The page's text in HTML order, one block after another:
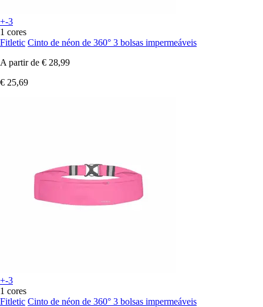
+-3
1 cores
Fitletic Cinto de néon de 360° 3 bolsas impermeáveis
A partir de € 28,99
€ 25,69
+-3
1 cores
Fitletic Cinto de néon de 360° 3 bolsas impermeáveis